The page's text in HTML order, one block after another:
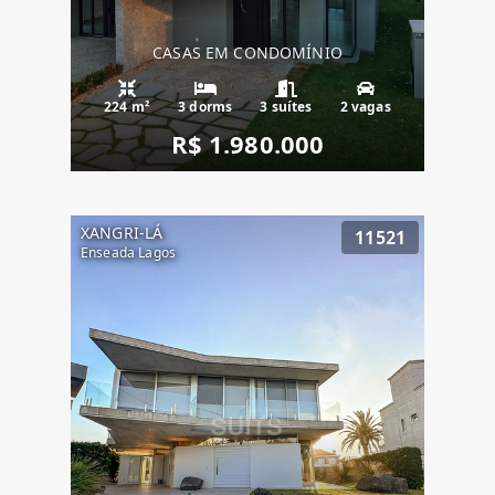
CASAS EM CONDOMÍNIO
224 m² 3 dorms 3 suítes 2 vagas
R$ 1.980.000
XANGRI-LÁ
Enseada Lagos
11521